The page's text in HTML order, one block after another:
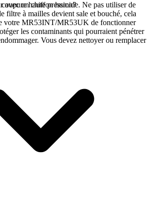
avec un chiffon humide. Ne pas utiliser de
filtre à mailles devient sale et bouché, cela
votre MR53INT/MR53UK de fonctionner
les contaminants qui pourraient pénétrer
Vous devez nettoyer ou remplacer
haute pression?